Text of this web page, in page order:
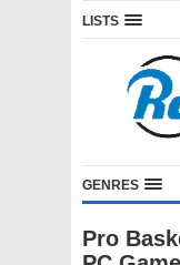
LISTS
GENRES
Pro